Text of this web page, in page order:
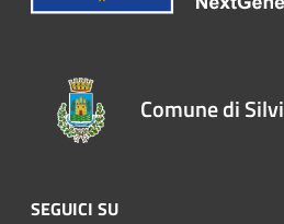
Comune di Silvi
SEGUICI SU